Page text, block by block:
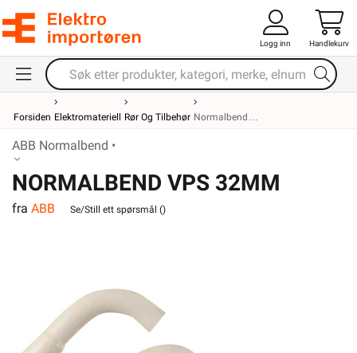
Logg inn Handlekurv
Forsiden Elektromateriell Rør Og Tilbehør Normalbend
ABB Normalbend •
NORMALBEND VPS 32MM
fra ABB Se/Still ett spørsmål ()